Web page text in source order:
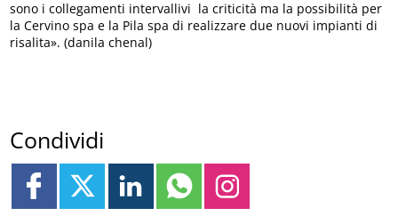
sono i collegamenti intervallivi la criticità ma la possibilità per
la Cervino spa e la Pila spa di realizzare due nuovi impianti di
risalita». (danila chenal)
Condividi